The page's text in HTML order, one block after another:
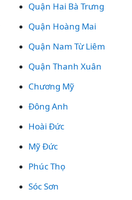
Quận Hai Bà Trưng
Quận Hoàng Mai
Quận Nam Từ Liêm
Quận Thanh Xuân
Chương Mỹ
Đông Anh
Hoài Đức
Mỹ Đức
Phúc Thọ
Sóc Sơn